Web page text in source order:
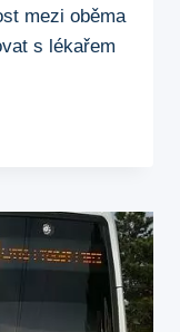
mezi oběma
s lékařem